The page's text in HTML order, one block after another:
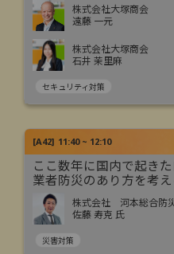
株式会社大塚商会
遠藤 一元
株式会社大塚商会
石井 茉里麻
セキュリティ対策
[A42] 11:40 ~ 12:10
ここ数年に国内で起き
業者防災のあり方を考え
株式会社 河本総合防
佐藤 寿克 氏
災害対策